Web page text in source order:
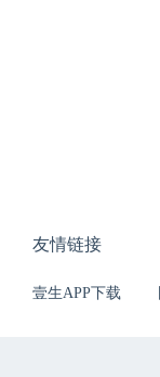
友情链接
壹生APP下载